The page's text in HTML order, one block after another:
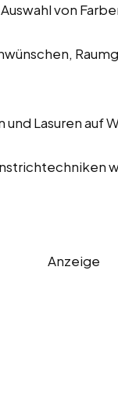
von
Lasuren auf
Anzeige